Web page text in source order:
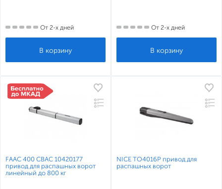
От 2-х дней От 2-х дней
FAAC 400 CBAC 10420177
привод для распашных ворот
линейный до 800 кг
NICE TO4016P привод для
распашных ворот